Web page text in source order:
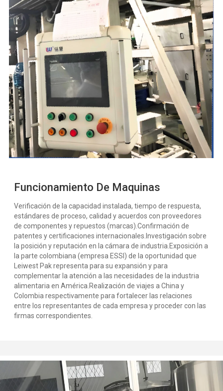
Funcionamiento De Maquinas
Verificación de la capacidad instalada, tiempo de respuesta,
estándares de proceso, calidad y acuerdos con proveedores
de componentes y repuestos (marcas).Confirmación de
patentes y certificaciones internacionales.Investigación sobre
la posición y reputación en la cámara de industria.Exposición a
la parte colombiana (empresa ESSI) de la oportunidad que
Leiwest Pak representa para su expansión y para
complementar la atención a las necesidades de la industria
alimentaria en América.Realización de viajes a China y
Colombia respectivamente para fortalecer las relaciones
entre los representantes de cada empresa y proceder con las
firmas correspondientes.